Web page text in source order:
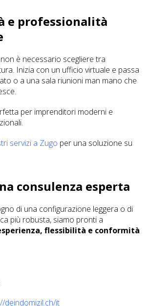
e professionalità
è necessario scegliere tra
Inizia con un ufficio virtuale e passa
o a una sala riunioni man mano che
per imprenditori moderni e
servizi a Zugo per una soluzione su
consulenza esperta
di una configurazione leggera o di
più robusta, siamo pronti a
flessibilità e conformità
deindomizil.ch/it